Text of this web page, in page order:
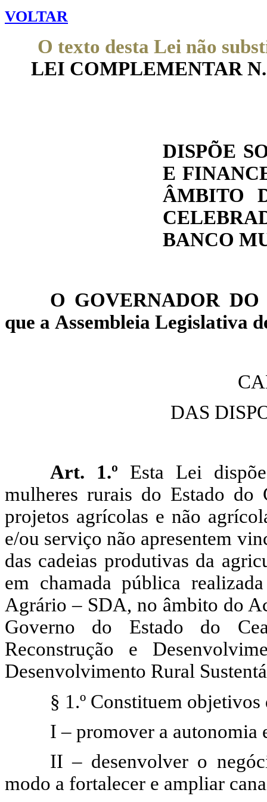
VOLTAR
O texto desta Lei não
LEI COMPLEMENTAR
DISPÕE
E
ÂMBITO
BANCO
O GOVERNADOR
que a Assembleia Legislativa
DAS
Art. 1.º Esta Lei
mulheres rurais do Estado do
projetos agrícolas e não
e/ou serviço não apresentem
das cadeias produtivas da
em chamada pública
Agrário – SDA, no âmbito do
Governo do Estado do
Reconstrução e
Desenvolvimento Rural
§ 1.ºConstituem objetivos
I – promover a autonomia
II – desenvolver o
modo a fortalecer e ampliar